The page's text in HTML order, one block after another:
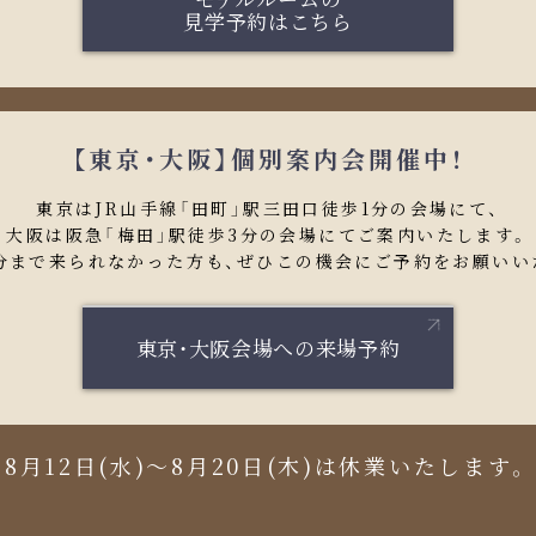
見学予約はこちら
【東京・大阪】個別案内会開催中！
東京はJR山手線 「田町」駅三田口徒歩1分の会場にて、
大阪は阪急「梅田」駅徒歩3分の 会場にてご案内いたします。
で来られなかった方も、 ぜひこの機会にご予約をお願いい
東京・大阪会場への来場予約
8月12日(水)～8月20日(木)は休業いたします。